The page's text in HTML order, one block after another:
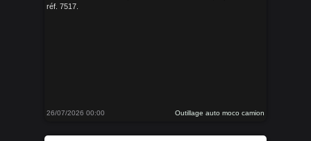
réf. 7517.
26/07/2026 00:00 Outillage auto moco camion